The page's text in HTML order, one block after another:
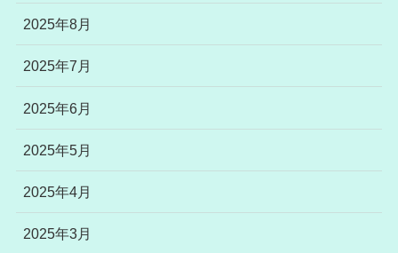
2025年8月
2025年7月
2025年6月
2025年5月
2025年4月
2025年3月